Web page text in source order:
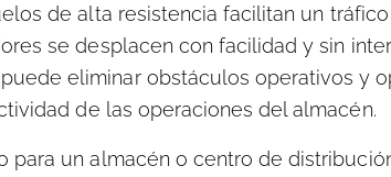
de alta resistencia facilitan un
se desplacen con facilidad y sin
eliminar obstáculos operativos y
de las operaciones del almacén.
para un almacén o centro de